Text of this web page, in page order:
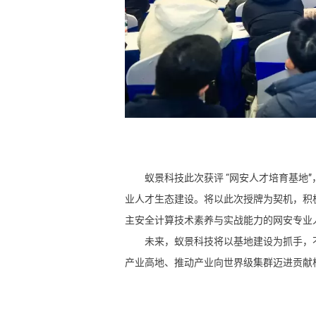
蚁景科技此次获评“网安人才培育基地
业人才生态建设。将以此次授牌为契机，
主安全计算技术素养与实战能力的网安专
未来，蚁景科技将以基地建设为抓手
产业高地、推动产业向世界级集群迈进贡献